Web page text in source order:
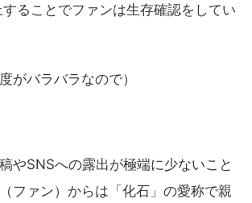
ることでファンは生存確認をしてい
がバラバラなので）
やSNSへの露出が極端に少ないこと
ファン）からは「化石」の愛称で親